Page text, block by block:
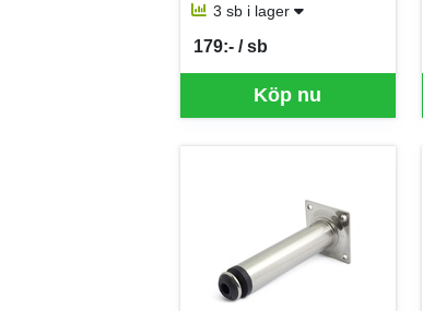
3 sb i lager
Köp nu
179:- / sb
SEK per SB